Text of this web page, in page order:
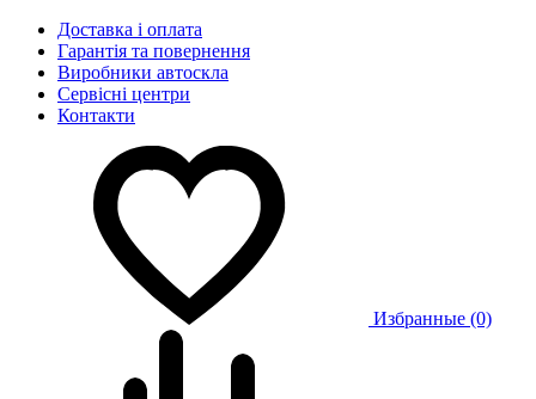
Доставка і оплата
Гарантія та повернення
Виробники автоскла
Сервісні центри
Контакти
Избранные (0)